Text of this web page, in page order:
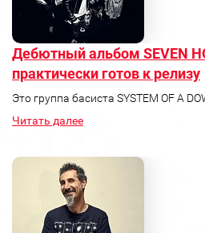
Дебютный альбом SEVEN
практически готов к релизу
Это группа басиста SYSTEM OF A
Читать далее